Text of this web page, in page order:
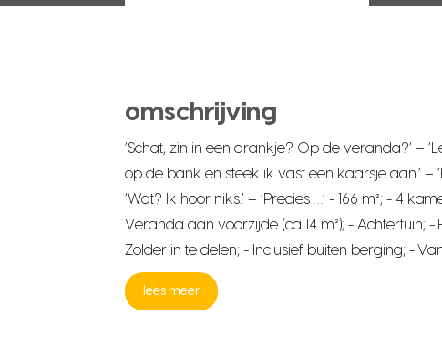
omschrijving
‘Schat, zin in een drankje? Op de veranda?’ –
op de bank en steek ik vast een kaarsje aan.’ –
‘Wat? Ik hoor niks.’ – ‘Precies …’ - 166 m²; - 4
Veranda aan voorzijde (ca 14 m²); - Achtertuin; -
Zolder in te delen; - Inclusief buiten berging; -
lees meer